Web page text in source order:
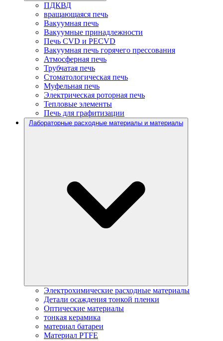
ПДКВД
вращающаяся печь
Вакуумная печь
Вакуумные принадлежности
Печь CVD и PECVD
Вакуумная печь горячего прессования
Атмосферная печь
Трубчатая печь
Стоматологическая печь
Муфельная печь
Электрическая роторная печь
Тепловые элементы
Печь для графитизации
Лабораторные расходные материалы и материалы
Электрохимические расходные материалы
Детали осаждения тонкой пленки
Оптические материалы
тонкая керамика
материал батареи
Материал PTFE